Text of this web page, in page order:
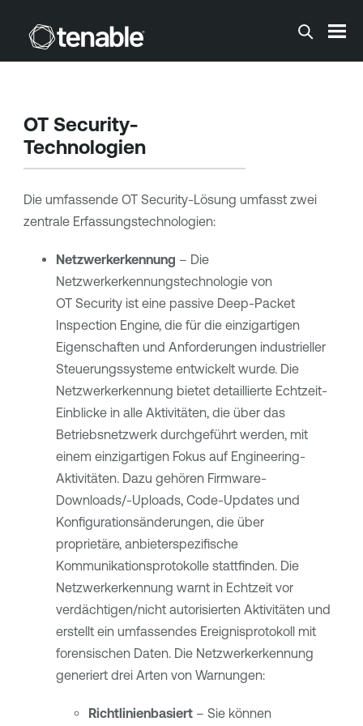
Zum Hauptinhalt springen
OT Security-
Technologien
Die umfassende OT Security-Lösung umfasst zwei
zentrale Erfassungstechnologien:
Netzwerkerkennung – Die
Netzwerkerkennungstechnologie von
OT Securityist eine passive Deep-Packet
Inspection Engine, die für die einzigartigen
Eigenschaften und Anforderungen industrieller
Steuerungssysteme entwickelt wurde. Die
Netzwerkerkennung bietet detaillierte Echtzeit-
Einblicke in alle Aktivitäten, die über das
Betriebsnetzwerk durchgeführt werden, mit
einem einzigartigen Fokus auf Engineering-
Aktivitäten. Dazu gehören Firmware-
Downloads/-Uploads, Code-Updates und
Konfigurationsänderungen, die über
proprietäre, anbieterspezifische
Kommunikationsprotokolle stattfinden. Die
Netzwerkerkennung warnt in Echtzeit vor
verdächtigen/nicht autorisierten Aktivitäten und
erstellt ein umfassendes Ereignisprotokoll mit
forensischen Daten. Die Netzwerkerkennung
generiert drei Arten von Warnungen:
Richtlinienbasiert– Sie können